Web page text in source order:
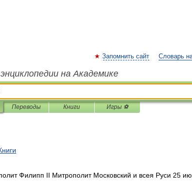
Запомнить сайт Словарь
на Академике
Переводы Книги Игры ⚽
Филипп II Митрополит Московский и всея Руси 25